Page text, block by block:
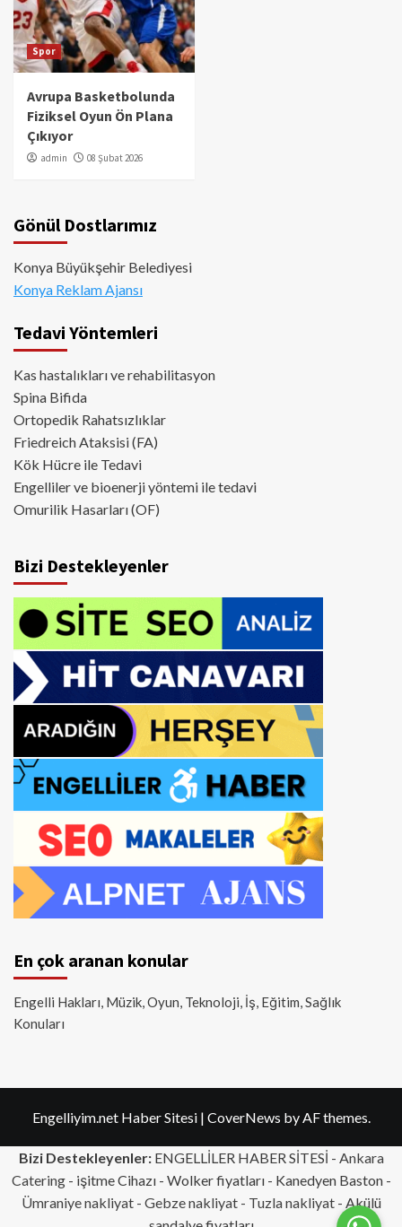
Spor
Avrupa Basketbolunda
Fiziksel Oyun Ön Plana
Çıkıyor
admin 08 Şubat 2026
Gönül Dostlarımız
Konya Büyükşehir Belediyesi
Konya Reklam Ajansı
Tedavi Yöntemleri
Kas hastalıkları ve rehabilitasyon
Spina Bifida
Ortopedik Rahatsızlıklar
Friedreich Ataksisi (FA)
Kök Hücre ile Tedavi
Engelliler ve bioenerji yöntemi ile tedavi
Omurilik Hasarları (OF)
Bizi Destekleyenler
En çok aranan konular
Engelli Hakları, Müzik, Oyun, Teknoloji, İş, Eğitim, Sağlık
Konuları
Engelliyim.net Haber Sitesi | CoverNews by AF themes.
Bizi Destekleyenler:ENGELLİLER HABER SİTESİ - Ankara
Catering- işitme Cihazı - Wolker fiyatları - Kanedyen Baston -
Ümraniye nakliyat- Gebze nakliyat- Tuzla nakliyat- Akülü